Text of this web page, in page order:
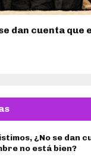
dan cuenta que
¿No se dan
no está bien?